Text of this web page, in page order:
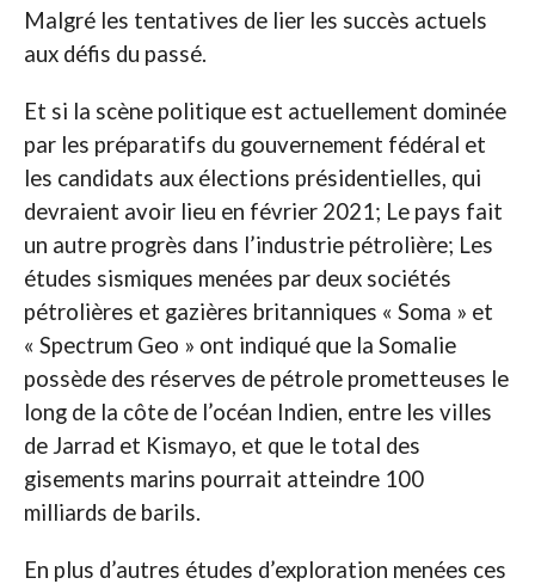
Malgré les tentatives de lier les succès actuels
aux défis du passé.
Et si la scène politique est actuellement dominée
par les préparatifs du gouvernement fédéral et
les candidats aux élections présidentielles, qui
devraient avoir lieu en février 2021; Le pays fait
un autre progrès dans l’industrie pétrolière; Les
études sismiques menées par deux sociétés
pétrolières et gazières britanniques « Soma » et
« Spectrum Geo » ont indiqué que la Somalie
possède des réserves de pétrole prometteuses le
long de la côte de l’océan Indien, entre les villes
de Jarrad et Kismayo, et que le total des
gisements marins pourrait atteindre 100
milliards de barils.
En plus d’autres études d’exploration menées ces